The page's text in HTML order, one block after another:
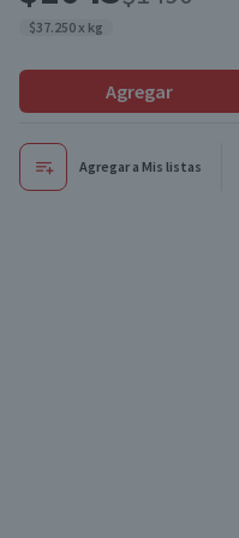
$37.250 x kg
Agregar
Agregar a Mis listas